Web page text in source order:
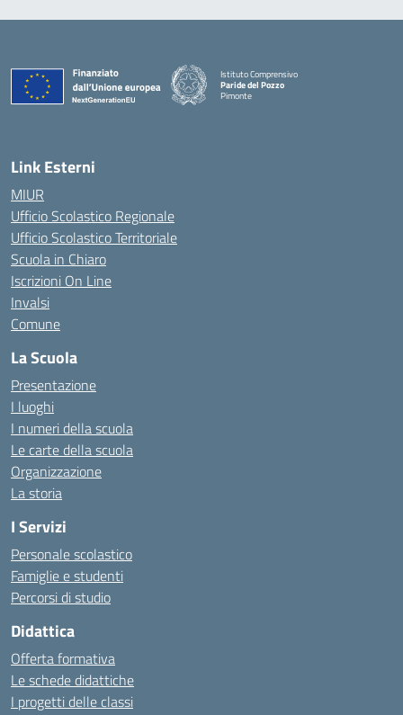
Istituto Comprensivo
Paride del Pozzo
Pimonte
Link Esterni
MIUR
Ufficio Scolastico Regionale
Ufficio Scolastico Territoriale
Scuola in Chiaro
Iscrizioni On Line
Invalsi
Comune
La Scuola
Presentazione
I luoghi
I numeri della scuola
Le carte della scuola
Organizzazione
La storia
I Servizi
Personale scolastico
Famiglie e studenti
Percorsi di studio
Didattica
Offerta formativa
Le schede didattiche
I progetti delle classi